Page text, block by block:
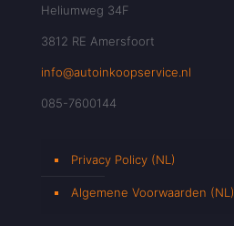
Heliumweg 34F
3812 RE Amersfoort
info@autoinkoopservice.nl
085-7600144
Privacy Policy (NL)
Algemene Voorwaarden (NL)